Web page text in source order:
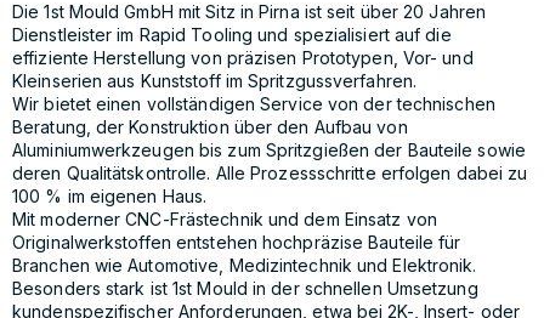
Die 1st Mould GmbH mit Sitz in Pirna ist seit über 20 Jahren
Dienstleister im Rapid Tooling und spezialisiert auf die
effiziente Herstellung von präzisen Prototypen, Vor- und
Kleinserien aus Kunststoff im Spritzgussverfahren.
Wir bietet einen vollständigen Service von der technischen
Beratung, der Konstruktion über den Aufbau von
Aluminiumwerkzeugen bis zum Spritzgießen der Bauteile sowie
deren Qualitätskontrolle. Alle Prozessschritte erfolgen dabei zu
100 % im eigenen Haus.
Mit moderner CNC-Frästechnik und dem Einsatz von
Originalwerkstoffen entstehen hochpräzise Bauteile für
Branchen wie Automotive, Medizintechnik und Elektronik.
Besonders stark ist 1st Mould in der schnellen Umsetzung
kundenspezifischer Anforderungen, etwa bei 2K-, Insert- oder